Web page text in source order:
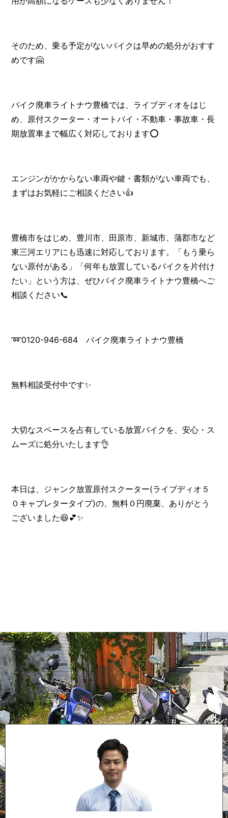
そのため、乗る予定がないバイクは早めの処分がおすす
めです🤗
バイク廃車ライトナウ豊橋では、ライブディオをはじ
め、原付スクーター・オートバイ・不動車・事故車・長
期放置車まで幅広く対応しております⭕
エンジンがかからない車両や鍵・書類がない車両でも、
まずはお気軽にご相談ください👍
豊橋市をはじめ、豊川市、田原市、新城市、蒲郡市など
東三河エリアにも迅速に対応しております。「もう乗ら
ない原付がある」「何年も放置しているバイクを片付け
たい」という方は、ぜひバイク廃車ライトナウ豊橋へご
相談ください📞
➿0120-946-684 バイク廃車ライトナウ豊橋
無料相談受付中です✨
大切なスペースを占有している放置バイクを、安心・ス
ムーズに処分いたします👌
本日は、ジャンク放置原付スクーター(ライブディオ５
０キャブレタータイプ)の、無料０円廃棄、ありがとう
ございました😆💕✨